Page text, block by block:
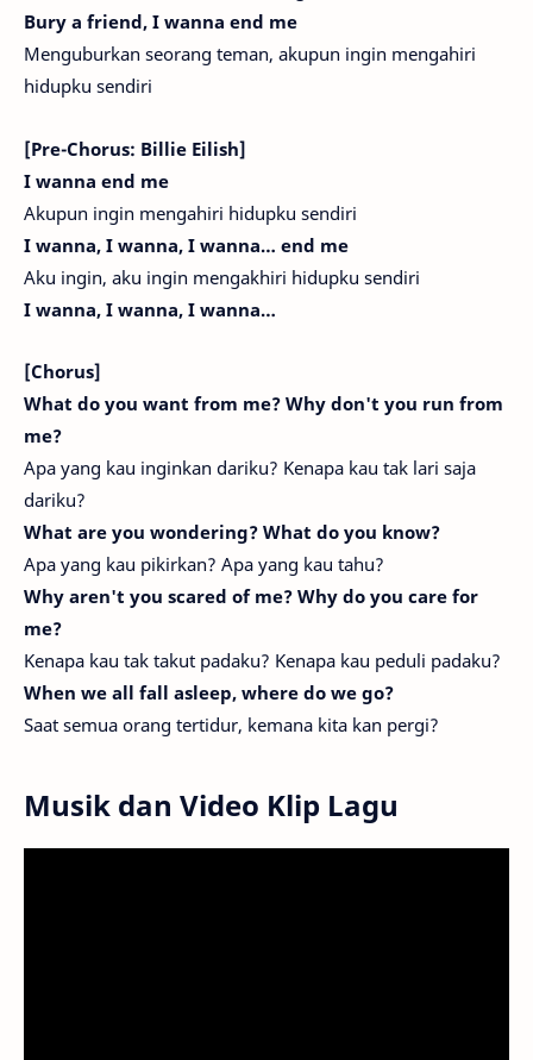
Bury a friend, I wanna end me
Menguburkan seorang teman, akupun ingin mengahiri
hidupku sendiri
[Pre-Chorus: Billie Eilish]
I wanna end me
Akupun ingin mengahiri hidupku sendiri
I wanna, I wanna, I wanna… end me
Aku ingin, aku ingin mengakhiri hidupku sendiri
I wanna, I wanna, I wanna…
[Chorus]
What do you want from me? Why don't you run from
me?
Apa yang kau inginkan dariku? Kenapa kau tak lari saja
dariku?
What are you wondering? What do you know?
Apa yang kau pikirkan? Apa yang kau tahu?
Why aren't you scared of me? Why do you care for
me?
Kenapa kau tak takut padaku? Kenapa kau peduli padaku?
When we all fall asleep, where do we go?
Saat semua orang tertidur, kemana kita kan pergi?
Musik dan Video Klip Lagu